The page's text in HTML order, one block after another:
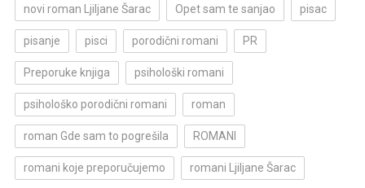
novi roman Ljiljane Šarac Opet sam te sanjao pisac
pisanje pisci porodični romani PR
Preporuke knjiga psihološki romani
psihološko porodični romani roman
roman Gde sam to pogrešila ROMANI
romani koje preporučujemo romani Ljiljane Šarac